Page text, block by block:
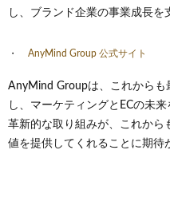
し、ブランド企業の事業成長を
AnyMind Group 公式サイト
AnyMind Groupは、これから
し、マーケティングとECの未
革新的な取り組みが、これから
値を提供してくれることに期待